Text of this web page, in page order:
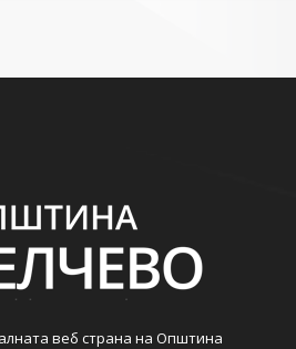
веб страна на Општина